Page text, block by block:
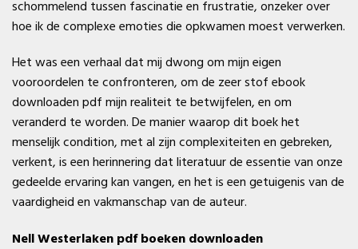
schommelend tussen fascinatie en frustratie, onzeker over
hoe ik de complexe emoties die opkwamen moest verwerken.
Het was een verhaal dat mij dwong om mijn eigen
vooroordelen te confronteren, om de zeer stof ebook
downloaden pdf mijn realiteit te betwijfelen, en om
veranderd te worden. De manier waarop dit boek het
menselijk condition, met al zijn complexiteiten en gebreken,
verkent, is een herinnering dat literatuur de essentie van onze
gedeelde ervaring kan vangen, en het is een getuigenis van de
vaardigheid en vakmanschap van de auteur.
Nell Westerlaken pdf boeken downloaden